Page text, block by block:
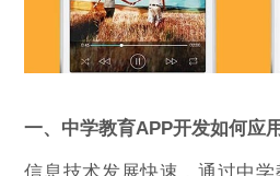
一、中学教育APP开发如何应
信息技术发展快速，通过中